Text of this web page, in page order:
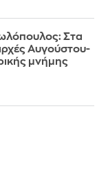
Στα
Αυγούστου-
μνήμης